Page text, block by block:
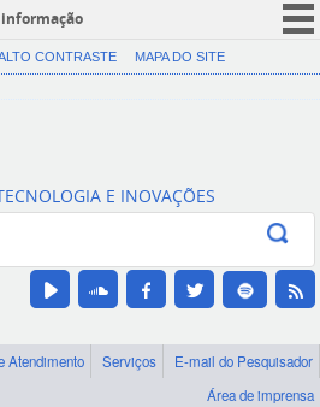
informação
CORONAVÍRUS (COVID-19)
Canais
CONTRASTE MAPA DO SITE
E INOVAÇÕES
Atendimento Serviços
E-mail do Pesquisador
Área de imprensa